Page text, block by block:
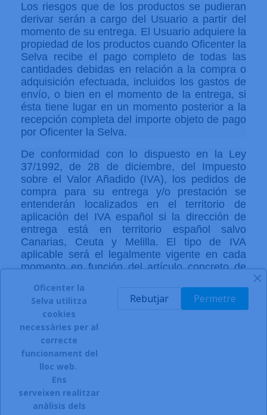
Los riesgos que de los productos se pudieran
derivar serán a cargo del Usuario a partir del
momento de su entrega. El Usuario adquiere la
propiedad de los productos cuando Oficenter la
Selva recibe el pago completo de todas las
cantidades debidas en relación a la compra o
adquisición efectuada, incluidos los gastos de
envío, o bien en el momento de la entrega, si
ésta tiene lugar en un momento posterior a la
recepción completa del importe objeto de pago
por Oficenter la Selva.
De conformidad con lo dispuesto en la Ley
37/1992, de 28 de diciembre, del Impuesto
sobre el Valor Añadido (IVA), los pedidos de
compra para su entrega y/o prestación se
entenderán localizados en el territorio de
aplicación del IVA español si la dirección de
entrega está en territorio español salvo
Canarias, Ceuta y Melilla. El tipo de IVA
aplicable será el legalmente vigente en cada
momento en función del artículo concreto de
INSCRIURE'S AL BUTLLETÍ
Accepto el termes, condicions de servei i la política de
Oficenter la
Selva utilitza
cookies
necessàries per al
correcte
funcionament del
lloc web.
Ens
serveixen realitzar
anàlisis dels
Permetre
Rebutjar